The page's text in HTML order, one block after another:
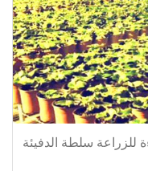
للزراعة سلطة الدفيئة